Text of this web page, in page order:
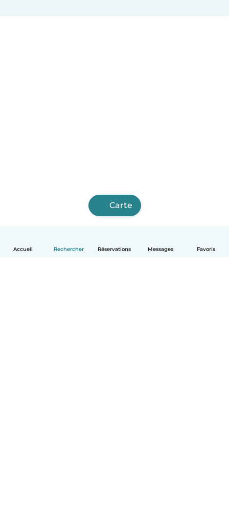
Accueil Rechercher Réservations Messages Favoris
Carte